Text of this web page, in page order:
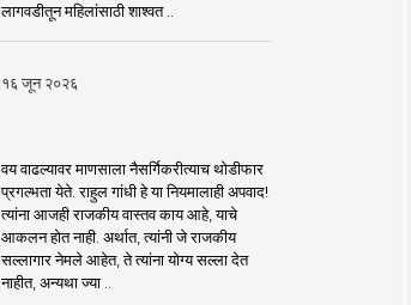
लागवडीतून महिलांसाठी शाश्वत ..
१६ जून २०२६
वय वाढल्यावर माणसाला नैसर्गिकरीत्याच थोडीफार
प्रगल्भता येते. राहुल गांधी हे या नियमालाही अपवाद!
त्यांना आजही राजकीय वास्तव काय आहे, याचे
आकलन होत नाही. अर्थात, त्यांनी जे राजकीय
सल्लागार नेमले आहेत, ते त्यांना योग्य सल्ला देत
नाहीत, अन्यथा ज्या ..